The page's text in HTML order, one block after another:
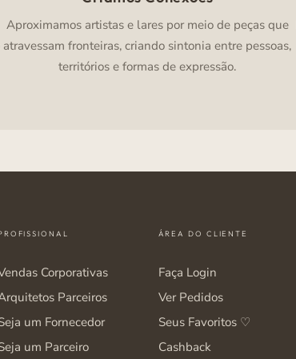
Aproximamos artistas e lares por meio de peças que
atravessam fronteiras, criando sintonia entre pessoas,
territórios e formas de expressão.
Corporativas
Parceiros
um Fornecedor
um Parceiro
ÁREA DO CLIENTE
Faça Login
Ver Pedidos
Seus Favoritos ♡
Cashback